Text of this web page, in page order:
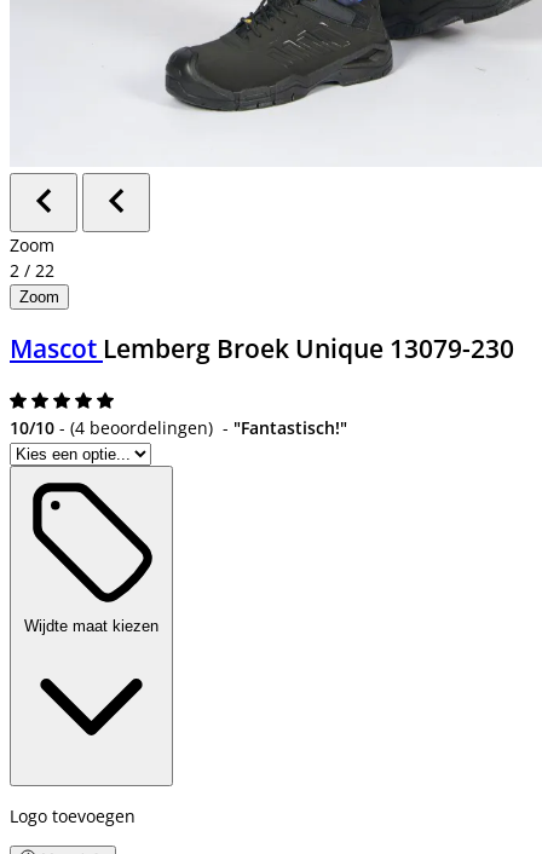
Zoom
2 / 22
Zoom
Mascot Lemberg Broek Unique 13079-230
10/10 - (4 beoordelingen) - "Fantastisch!"
Wijdte maat kiezen
Logo toevoegen